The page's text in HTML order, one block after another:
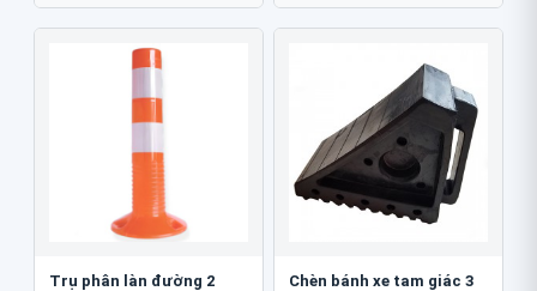
Trụ phân làn đường 2
Chèn bánh xe tam giác 3